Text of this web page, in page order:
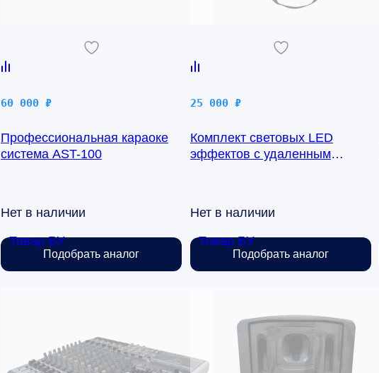
Товар БУ
60 000 ₽
Профессиональная караоке
система AST-100
Нет в наличии
Подобрать аналог
Товар БУ
25 000 ₽
Комплект световых LED
эффектов с удаленным
Нет в наличии
Подобрать аналог